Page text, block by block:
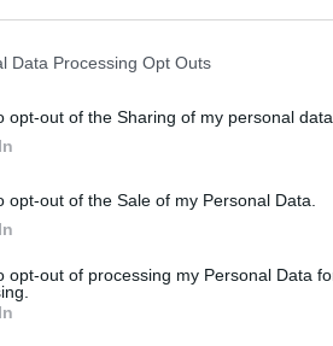
Data Processing Opt Outs
opt-out of the Sharing of my personal data.
opt-out of the Sale of my Personal Data.
opt-out of processing my Personal Data